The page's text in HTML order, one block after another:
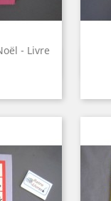
- Livre